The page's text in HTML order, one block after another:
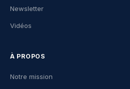
Newsletter
Vidéos
À PROPOS
Notre mission